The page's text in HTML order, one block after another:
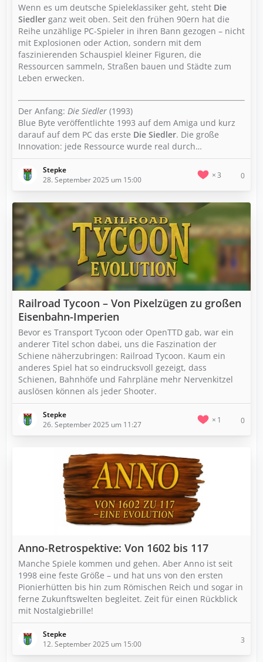
Wenn es um deutsche Spieleklassiker geht, steht Die
Siedler ganz weit oben. Seit den frühen 90ern hat die
Reihe unzählige PC-Spieler in ihren Bann gezogen – nicht
mit Explosionen oder Action, sondern mit dem
faszinierenden Schauspiel kleiner Figuren, die
Ressourcen sammeln, Straßen bauen und Städte zum
Leben erwecken.
Der Anfang: Die Siedler (1993)
Blue Byte veröffentlichte 1993 auf dem Amiga und kurz
darauf auf dem PC das erste Die Siedler. Die große
Innovation: jede Ressource wurde real durch…
Stepke
28. September 2025 um 15:00
3 0
Railroad Tycoon – Von Pixelzügen zu großen
Eisenbahn-Imperien
Bevor es Transport Tycoon oder OpenTTD gab, war ein
anderer Titel schon dabei, uns die Faszination der
Schiene näherzubringen: Railroad Tycoon. Kaum ein
anderes Spiel hat so eindrucksvoll gezeigt, dass
Schienen, Bahnhöfe und Fahrpläne mehr Nervenkitzel
auslösen können als jeder Shooter.
Stepke
26. September 2025 um 11:27
1 0
Anno-Retrospektive: Von 1602 bis 117
Manche Spiele kommen und gehen. Aber Anno ist seit
1998 eine feste Größe – und hat uns von den ersten
Pionierhütten bis hin zum Römischen Reich und sogar in
ferne Zukunftswelten begleitet. Zeit für einen Rückblick
mit Nostalgiebrille!
Stepke
12. September 2025 um 15:00
3